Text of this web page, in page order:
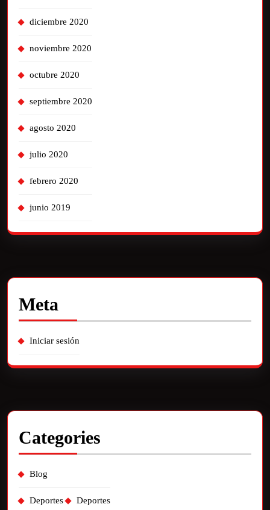
diciembre 2020
noviembre 2020
octubre 2020
septiembre 2020
agosto 2020
julio 2020
febrero 2020
junio 2019
Meta
Iniciar sesión
Categories
Blog
Deportes Deportes